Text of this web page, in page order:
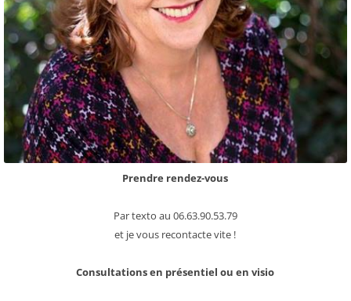
Prendre rendez-vous
Par texto au 06.63.90.53.79
et je vous recontacte vite !
Consultations en présentiel ou en visio